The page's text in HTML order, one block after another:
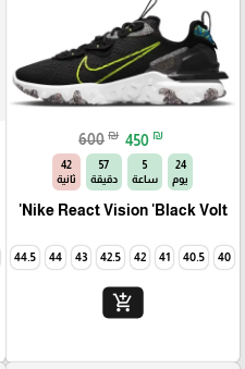
600 ₪ 450 ₪
24
يوم
5
ساعة
57
دقيقة
40
ثانية
Nike React Vision 'Black Volt'
40
40.5
41
42
42.5
43
44
44.5
add_shopping_cart